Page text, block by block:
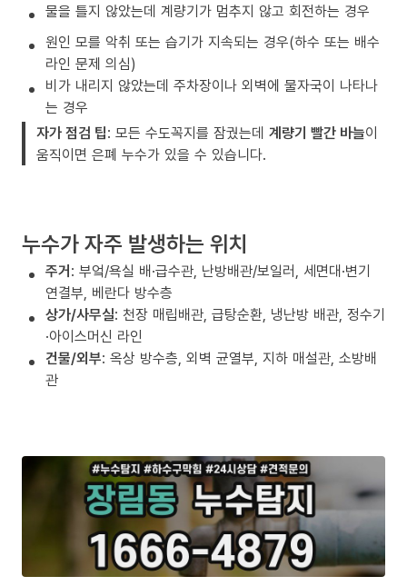
물을 틀지 않았는데 계량기가 멈추지 않고 회전하는 경우
원인 모를 악취 또는 습기가 지속되는 경우(하수 또는 배수
라인 문제 의심)
비가 내리지 않았는데 주차장이나 외벽에 물자국이 나타나
는 경우
자가 점검 팁: 모든 수도꼭지를 잠궜는데 계량기 빨간 바늘이
움직이면 은폐 누수가 있을 수 있습니다.
누수가 자주 발생하는 위치
주거: 부엌/욕실 배·급수관, 난방배관/보일러, 세면대·변기
연결부, 베란다 방수층
상가/사무실: 천장 매립배관, 급탕순환, 냉난방 배관, 정수기
·아이스머신 라인
건물/외부: 옥상 방수층, 외벽 균열부, 지하 매설관, 소방배
관